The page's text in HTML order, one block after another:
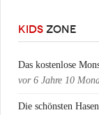
KIDS ZONE
Das kostenlose
vor 6 Jahre 10
Die schönsten